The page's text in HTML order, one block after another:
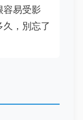
容易受影
，別忘了